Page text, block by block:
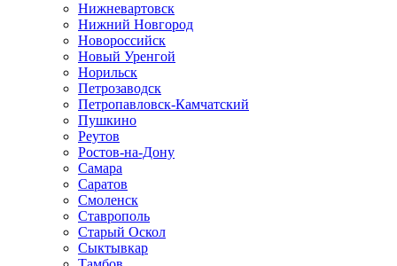
Нижневартовск
Нижний Новгород
Новороссийск
Новый Уренгой
Норильск
Петрозаводск
Петропавловск-Камчатский
Пушкино
Реутов
Ростов-на-Дону
Самара
Саратов
Смоленск
Ставрополь
Старый Оскол
Сыктывкар